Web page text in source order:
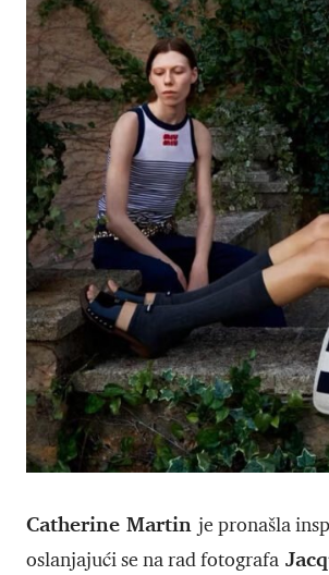
Catherine Martin je pronašla
oslanjajući se na rad fotografa